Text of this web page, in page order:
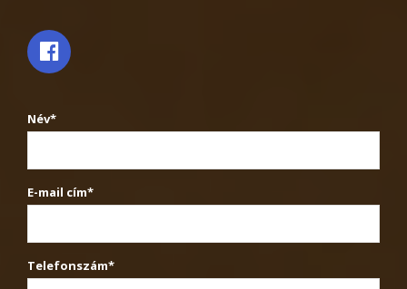
Név*
E-mail cím*
Telefonszám*